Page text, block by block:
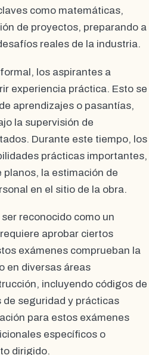
como matemáticas,
de proyectos, preparando a
reales de la industria.
los aspirantes a
experiencia práctica. Esto se
aprendizajes o pasantías,
la supervisión de
Durante este tiempo, los
prácticas importantes,
la estimación de
en el sitio de la obra.
reconocido como un
aprobar ciertos
exámenes comprueban la
en diversas áreas
incluyendo códigos de
seguridad y prácticas
para estos exámenes
específicos o
dirigido.